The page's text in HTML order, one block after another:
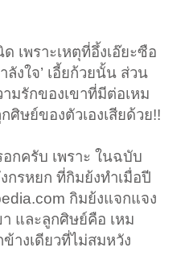
เพราะเหตุที่อึ้งเอ๊ยะซือ
ำลังใจ’ เอี้ยก้วยนั้น ส่วน
มรักของเขาที่มีต่อเหม
ศิษย์ของตัวเองเสียด้วย!!
กครับ เพราะ ในฉบับ
กรหยก ที่กิมย้งทำเมื่อปี
กิมย้งแจกแจง
า และลูกศิษย์คือ เหม
างเดียวที่ไม่สมหวัง